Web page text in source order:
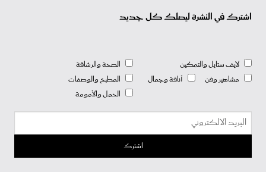
اشترك في النشرة ليصلك كل جديد
لايف ستايل والتمكين
مشاهير وفن
أناقة وجمال
الصحة والرشاقة
المطبخ والوصفات
الحمل والأمومة